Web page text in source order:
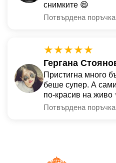
снимките 😄
Потвърдена поръчка
★★★★★
Гергана
Пристигна много
беше супер. А
по-красив на живо
Потвърдена поръчка